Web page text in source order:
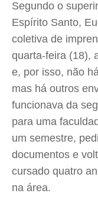
Segundo o
Espírito Santo,
coletiva de
quarta-feira (18),
e, por isso, não
mas há outros
funcionava da
para uma
um semestre,
documentos e
cursado quatro
na área.